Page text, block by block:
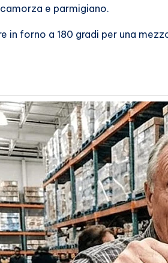
e parmigiano.
in forno a 180 gradi per una